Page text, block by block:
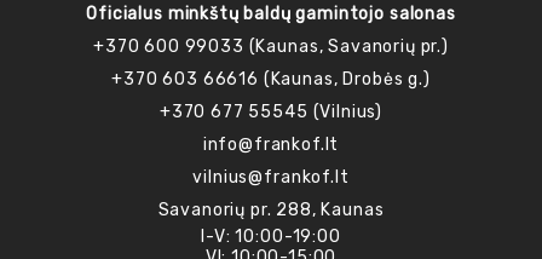
Oficialus minkštų baldų gamintojo salonas
+370 600 99033 (Kaunas, Savanorių pr.)
+370 603 66616 (Kaunas, Drobės g.)
+370 677 55545 (Vilnius)
info@frankof.lt
vilnius@frankof.lt
Savanorių pr. 288, Kaunas
I-V: 10:00-19:00